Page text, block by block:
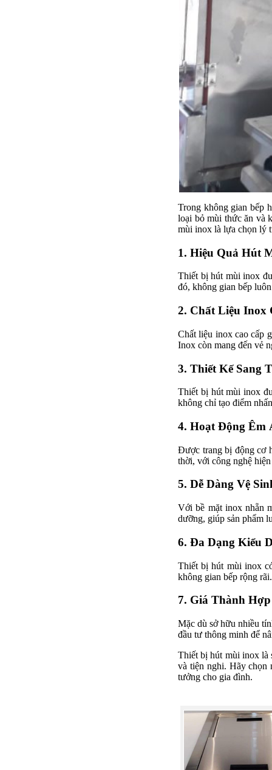
Trong không gian bếp
loại bỏ mùi thức ăn và
mùi inox là lựa chọn lý
1. Hiệu Quả Hút
Thiết bị hút mùi inox
đó, không gian bếp
2. Chất Liệu Inox
Chất liệu inox cao cấp
Inox còn mang đến vẻ
3. Thiết Kế Sang
Thiết bị hút mùi inox
không chỉ tạo điểm
4. Hoạt Động Êm
Được trang bị động cơ
thời, với công nghệ
5. Dễ Dàng Vệ
Với bề mặt inox nhẵn
dưỡng, giúp sản phẩm
6. Đa Dạng Kiểu
Thiết bị hút mùi inox
không gian bếp rộng
7. Giá Thành
Mặc dù sở hữu nhiều
đầu tư thông minh để
Thiết bị hút mùi inox là
và tiện nghi. Hãy chọn
tưởng cho gia đình.